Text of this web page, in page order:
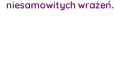
niesamowitych wrażeń.